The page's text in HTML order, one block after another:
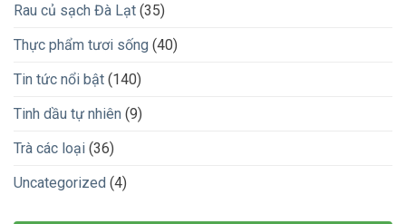
Rau củ sạch Đà Lạt (35)
Thực phẩm tươi sống (40)
Tin tức nổi bật (140)
Tinh dầu tự nhiên (9)
Trà các loại (36)
Uncategorized (4)